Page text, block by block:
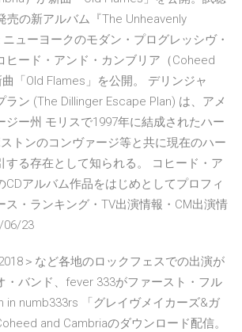
売の新アルバム『The Unheavenly
ューヨークのモダン・プログレッシヴ・
ヒード・アンド・カンブリア（Coheed
「Old Flames」を公開。 デリンジャ
ラン (The Dillinger Escape Plan) は、アメ
ジー州 モリスで1997年に結成されたハー
トンのコンヴァージ等と共に現在のハー
する存在として知られる。 コヒード・ア
CDアルバム作品をはじめとしてプロフィ
ス・ランキング・TV出演情報・CM出演情
06/23
＞など各地のロックフェスでの出演が
・バンド、fever 333がファースト・フル
in numb333rs 「グレイヴメイカーズ&ガ
and Cambriaのダウンロード配信。